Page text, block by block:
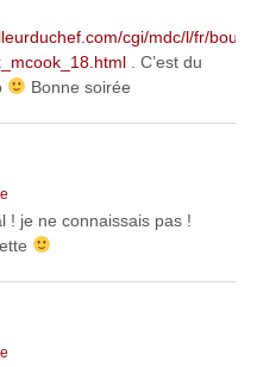
cgi/mdc/l/fr/
. C’est du
Bonne soirée
! je ne connaissais pas !